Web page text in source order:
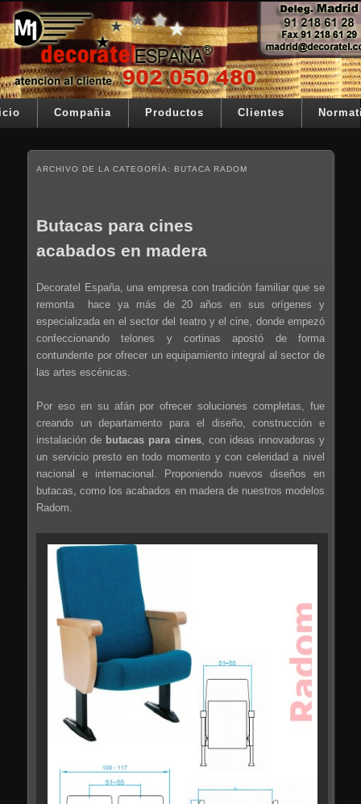
Ir al contenido principal
Ir al contenido secundario
Decoratel España
Su telon de teatro es nuestra razón de ser
Menú principalCompañia Productos Clientes
ARCHIVO DE LA CATEGORÍA: BUTACA RADOM
Butacas para cines
acabados en madera
Decoratel España, una empresa con tradición familiar que se
remonta hace ya más de 20 años en sus orígenes y
especializada en el sector del teatro y el cine, donde empezó
confeccionando telones y cortinas apostó de forma
contundente por ofrecer un equipamiento integral al sector de
las artes escénicas.
Por eso en su afán por ofrecer soluciones completas, fue
creando un departamento para el diseño, construcción e
instalación de butacas para cines, con ideas innovadoras y
un servicio presto en todo momento y con celeridad a nivel
nacional e internacional. Proponiendo nuevos diseños en
butacas, como los acabados en madera de nuestros modelos
Radom.